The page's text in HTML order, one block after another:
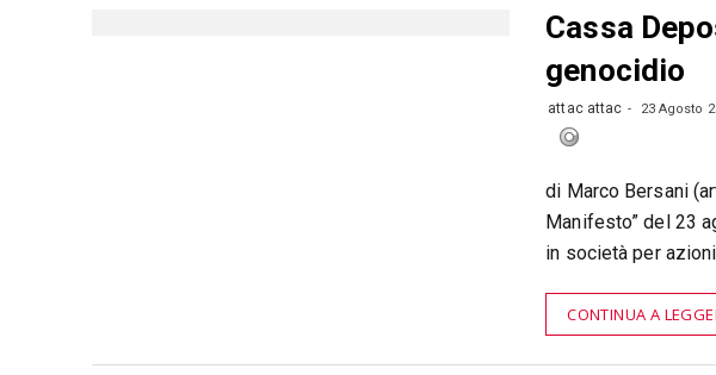
Cassa
genocidio
attac attac 23 Agosto
di Marco Bersani
Manifesto” del 23
in società per
CONTINUA A